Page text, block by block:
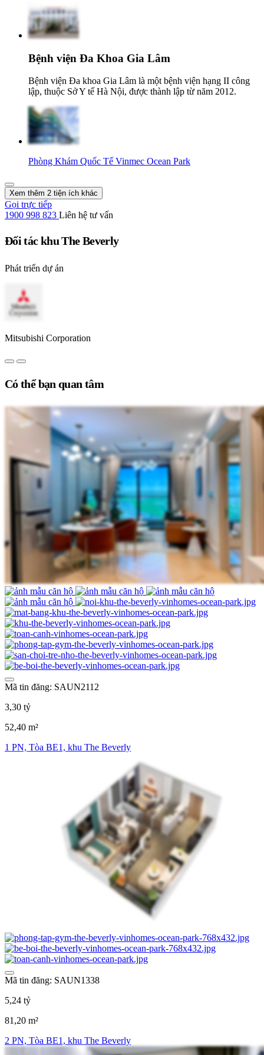
Bệnh viện Đa Khoa Gia Lâm
Bệnh viện Đa khoa Gia Lâm là một bệnh viện hạng II công
lập, thuộc Sở Y tế Hà Nội, được thành lập từ năm 2012.
Phòng Khám Quốc Tế Vinmec Ocean Park
Xem thêm 2 tiện ích khác
Gọi trực tiếp
1900 998 823 Liên hệ tư vấn
Đối tác khu The Beverly
Phát triển dự án
Mitsubishi Corporation
Có thể bạn quan tâm
Mã tin đăng: SAUN2112
3,30 tỷ
52,40 m²
1 PN, Tòa BE1, khu The Beverly
Mã tin đăng: SAUN1338
5,24 tỷ
81,20 m²
2 PN, Tòa BE1, khu The Beverly